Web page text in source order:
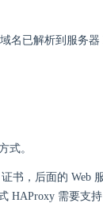
名已解析到服务器
式。
书，后面的 Web
HAProxy 需要支持